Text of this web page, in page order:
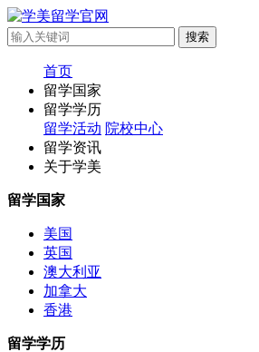
首页
留学国家
留学学历
留学活动 院校中心
留学资讯
关于学美
留学国家
美国
英国
澳大利亚
加拿大
香港
留学学历